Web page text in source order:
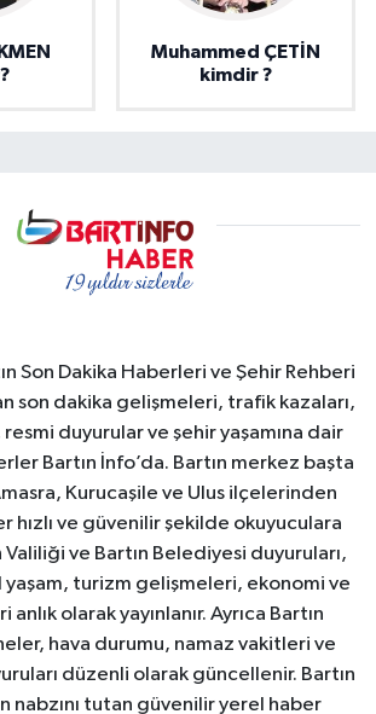
Muhammed ÇETİN
kimdir ?
Son Dakika Haberleri ve Şehir Rehberi
son dakika gelişmeleri, trafik kazaları,
duyurular ve şehir yaşamına dair
Bartın İnfo’da. Bartın merkez başta
Kurucaşile ve Ulus ilçelerinden
hızlı ve güvenilir şekilde okuyuculara
Valiliği ve Bartın Belediyesi duyuruları,
yaşam, turizm gelişmeleri, ekonomi ve
olarak yayınlanır. Ayrıca Bartın
hava durumu, namaz vakitleri ve
düzenli olarak güncellenir. Bartın
nabzını tutan güvenilir yerel haber